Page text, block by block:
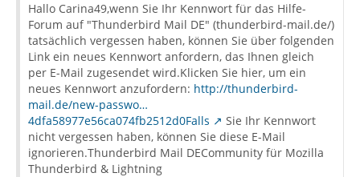
Hallo Carina49,wenn Sie Ihr Kennwort für das Hilfe-
Forum auf "Thunderbird Mail DE" (thunderbird-mail.de/)
tatsächlich vergessen haben, können Sie über folgenden
Link ein neues Kennwort anfordern, das Ihnen gleich
per E-Mail zugesendet wird.Klicken Sie hier, um ein
neues Kennwort anzufordern: http://thunderbird-
mail.de/new-passwo…
4dfa58977e56ca074fb2512d0Falls
Sie Ihr Kennwort
nicht vergessen haben, können Sie diese E-Mail
ignorieren.Thunderbird Mail DECommunity für Mozilla
Thunderbird & Lightning